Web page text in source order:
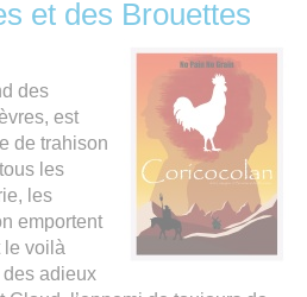
et des Brouettes
des
est
de trahison
les
les
emportent
le voilà
des adieux